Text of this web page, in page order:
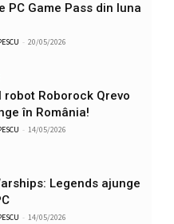
PC Game Pass din luna
- 20/05/2026
Roborock Qrevo
în România!
- 14/05/2026
Legends ajunge
- 14/05/2026